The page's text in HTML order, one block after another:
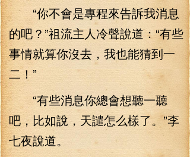
“你不會是專程來告訴我消息
的吧？”祖流主人冷聲說道：“有些
事情就算你沒去，我也能猜到一
二！”
“有些消息你總會想聽一聽
吧，比如說，天譴怎么樣了。”李
七夜說道。